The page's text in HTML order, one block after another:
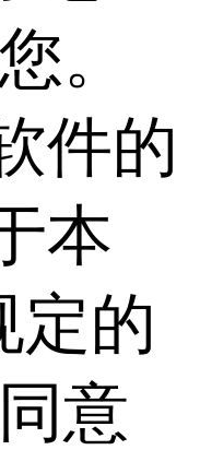
。
件的
本
定的
意